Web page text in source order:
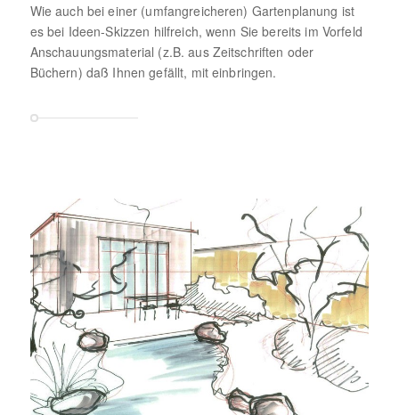
Wie auch bei einer (umfangreicheren) Gartenplanung ist
es bei Ideen-Skizzen hilfreich, wenn Sie bereits im Vorfeld
Anschauungsmaterial (z.B. aus Zeitschriften oder
Büchern) daß Ihnen gefällt, mit einbringen.